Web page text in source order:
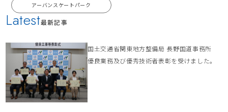
Latest最新記事
国土交通省関東地方整備局 長野国道事務所
優良業務及び優秀技術者表彰を受けました。
アーバンスケートパーク